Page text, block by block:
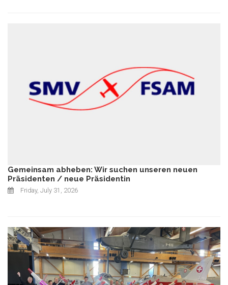
Gemeinsam abheben: Wir suchen unseren neuen
Präsidenten / neue Präsidentin
Friday, July 31, 2026